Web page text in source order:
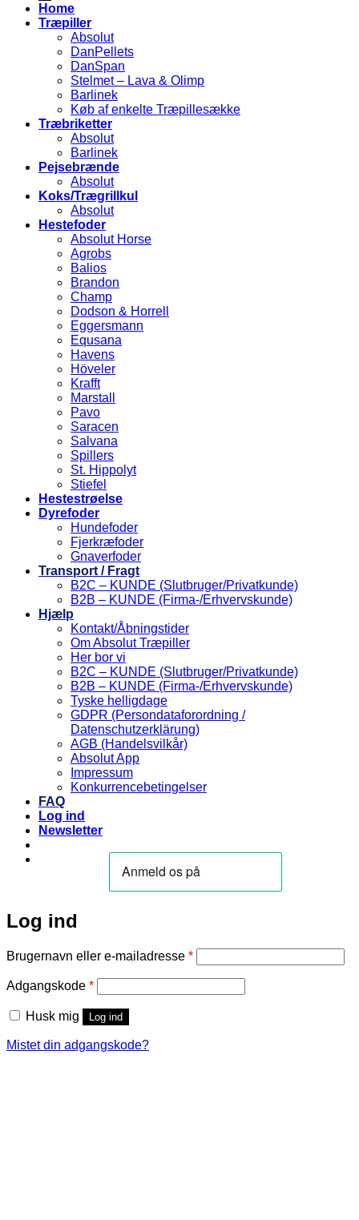
Home
Træpiller
Absolut
DanPellets
DanSpan
Stelmet – Lava & Olimp
Barlinek
Køb af enkelte Træpillesække
Træbriketter
Absolut
Barlinek
Pejsebrænde
Absolut
Koks/Trægrillkul
Absolut
Hestefoder
Absolut Horse
Agrobs
Balios
Brandon
Champ
Dodson & Horrell
Eggersmann
Equsana
Havens
Höveler
Krafft
Marstall
Pavo
Saracen
Salvana
Spillers
St. Hippolyt
Stiefel
Hestestrøelse
Dyrefoder
Hundefoder
Fjerkræfoder
Gnaverfoder
Transport / Fragt
B2C – KUNDE (Slutbruger/Privatkunde)
B2B – KUNDE (Firma-/Erhvervskunde)
Hjælp
Kontakt/Åbningstider
Om Absolut Træpiller
Her bor vi
B2C – KUNDE (Slutbruger/Privatkunde)
B2B – KUNDE (Firma-/Erhvervskunde)
Tyske helligdage
GDPR (Persondataforordning /
Datenschutzerklärung)
AGB (Handelsvilkår)
Absolut App
Impressum
Konkurrencebetingelser
FAQ
Log ind
Newsletter
Log ind
Brugernavn eller e-mailadresse *Påkrævet
Adgangskode *Påkrævet
Husk mig Log ind
Mistet din adgangskode?